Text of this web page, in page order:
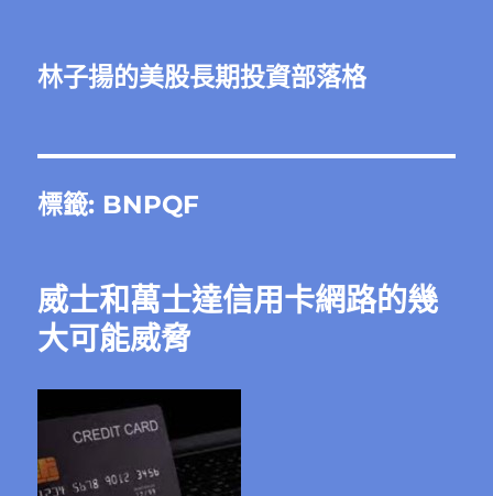
林子揚的美股長期投資部落格
標籤: BNPQF
威士和萬士達信用卡網路的幾
大可能威脅